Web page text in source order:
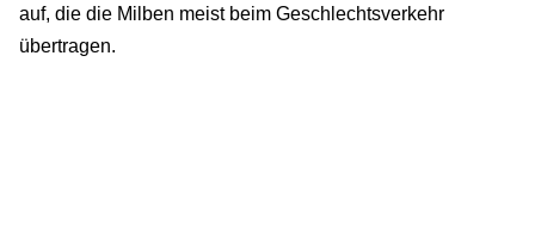
auf, die die Milben meist beim Geschlechtsverkehr
übertragen.